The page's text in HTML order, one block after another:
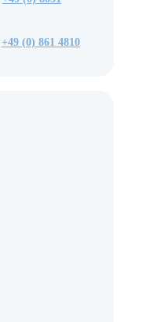
+49 (0) 861 4810